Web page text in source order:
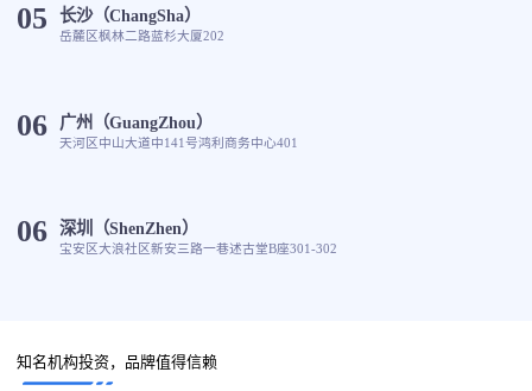
05 长沙（ChangSha）
岳麓区枫林二路蓝杉大厦202
06 广州（GuangZhou）
天河区中山大道中141号鸿利商务中心401
06 深圳（ShenZhen）
宝安区大浪社区新安三路一巷述古堂B座301-302
知名机构投资，品牌值得信赖